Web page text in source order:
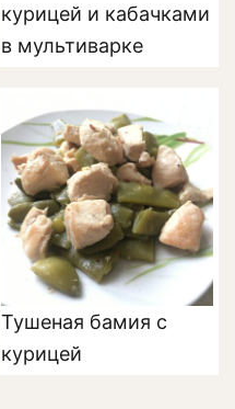
курицей и кабачками
в мультиварке
Тушеная бамия с
курицей